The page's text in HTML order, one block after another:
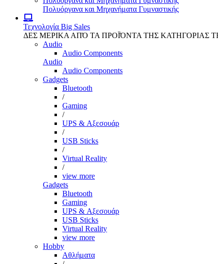
Πολυόργανα και Μηχανήματα Γυμναστικής
Τεχνολογία Big Sales
ΔΕΣ ΜΕΡΙΚΑ ΑΠΌ ΤΑ ΠΡΟΪΌΝΤΑ ΤΗΣ ΚΑΤΗΓΟΡΙΑΣ
Audio
Audio Components
Audio
Audio Components
Gadgets
Bluetooth
/
Gaming
/
UPS & Αξεσουάρ
/
USB Sticks
/
Virtual Reality
/
view more
Gadgets
Bluetooth
Gaming
UPS & Αξεσουάρ
USB Sticks
Virtual Reality
view more
Hobby
Αθλήματα